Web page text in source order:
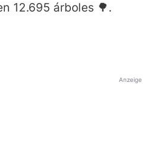
12.695 árboles 🌳.
Anzeige